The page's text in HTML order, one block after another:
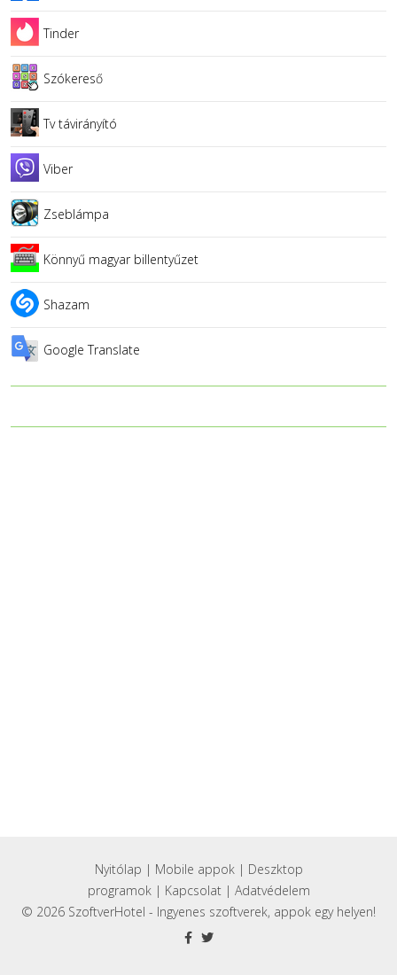
Tinder
Szókereső
Tv távirányító
Viber
Zseblámpa
Könnyű magyar billentyűzet
Shazam
Google Translate
Nyitólap | Mobile appok| Deszktop
programok| Kapcsolat| Adatvédelem
© 2026 SzoftverHotel - Ingyenes szoftverek, appok egy helyen!